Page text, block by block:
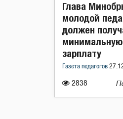
2838
Глава
молодой
должен
минимальную
зарплату
Газета педагогов